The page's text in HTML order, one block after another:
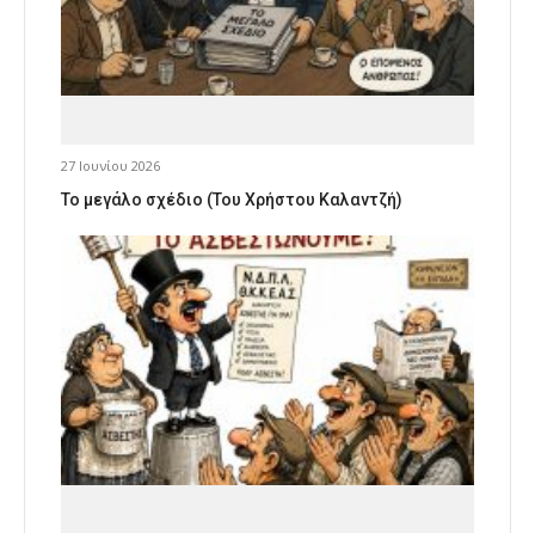
27 Ιουνίου 2026
Το μεγάλο σχέδιο (Του Χρήστου Καλαντζή)